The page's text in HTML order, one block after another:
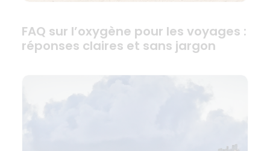
FAQ sur l’oxygène pour les voyages :
réponses claires et sans jargon